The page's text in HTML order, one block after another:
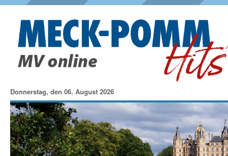
Donnerstag, den 06. August 2026